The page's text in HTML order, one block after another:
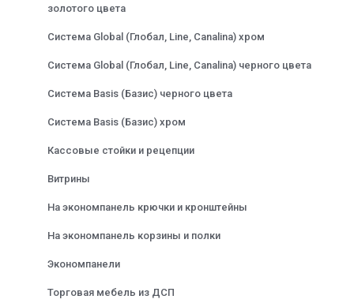
золотого цвета
Система Global (Глобал, Line, Canalina) хром
Система Global (Глобал, Line, Canalina) черного цвета
Система Basis (Базис) черного цвета
Система Basis (Базис) хром
Кассовые стойки и рецепции
Витрины
На экономпанель крючки и кронштейны
На экономпанель корзины и полки
Экономпанели
Торговая мебель из ДСП